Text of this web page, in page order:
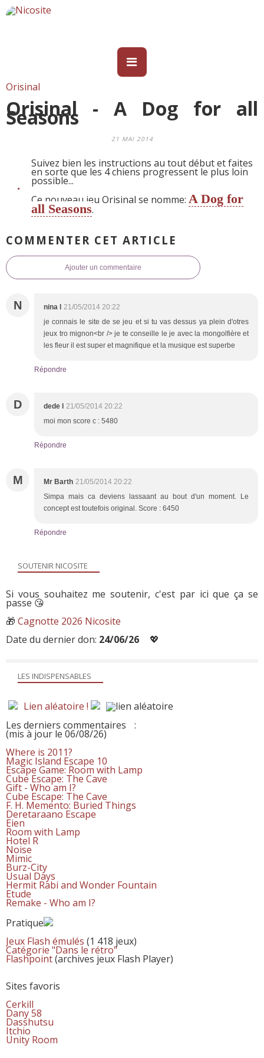
Orisinal
Orisinal - A Dog for all
Seasons
21 MAI 2014
Suivez bien les instructions au tout début et faites
en sorte que les 4 chiens progressent le plus loin
possible...
Ce nouveau jeu Orisinal se nomme: A Dog for
all Seasons.
COMMENTER CET ARTICLE
Ajouter un commentaire
N nina l 21/05/2014 20:22
je connais le site de se jeu et si tu vas dessus ya plein d'otres
jeux tro mignon<br /> je te conseille le je avec la mongolfière et
les fleur il est super et magnifique et la musique est superbe
Répondre
D dede l 21/05/2014 20:22
moi mon score c : 5480
Répondre
M Mr Barth 21/05/2014 20:22
Simpa mais ca deviens lassaant au bout d'un moment. Le
concept est toutefois original. Score : 6450
Répondre
LES INDISPENSABLES
Lien aléatoire !
Les derniers commentaires
:
(mis à jour le 06/08/26)
Where is 2011?
Magic Island Escape 10
Escape Game: Room with Lamp
Cube Escape: The Cave
Gift - Who am I?
Cube Escape: The Cave
F. H. Memento: Buried Things
Deretaraano Escape
Eien
Room with Lamp
Hotel R
Noise
Mimic
Burz-City
Usual Days
Hermit Rabi and Wonder Fountain
Etude
Remake - Who am I?
Pratique
Jeux Flash émulés (1 418 jeux)
Catégorie "Dans le rétro"
Flashpoint(archives jeux Flash Player)
Sites favoris
Cerkill
Dany 58
Dasshutsu
Itchio
Unity Room
SOUTENIR NICOSITE
Si vous souhaitez me soutenir, c'est par ici que ça se
passe 😘
🎁 Cagnotte 2026 Nicosite
Date du dernier don: 24/06/26 💖